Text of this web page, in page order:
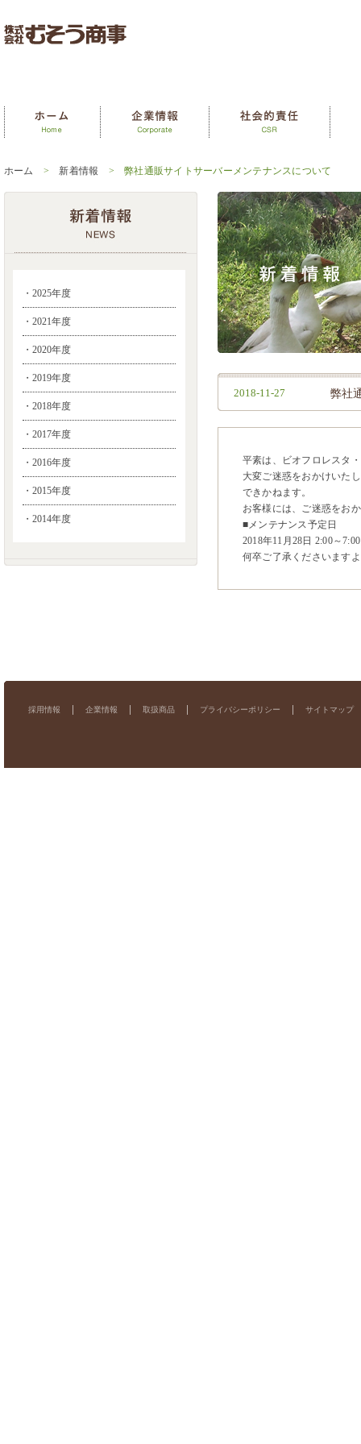
ホーム > 新着情報 > 弊社通販サイトサーバーメンテナンスについて
・2025年度
・2021年度
・2020年度
・2019年度
・2018年度
・2017年度
・2016年度
・2015年度
・2014年度
2018-11-27 弊社
平素は、ビオフロレスタ
大変ご迷惑をおかけいた
できかねます。
お客様には、ご迷惑をお
■メンテナンス予定日
2018年11月28日 2:00～7:00
何卒ご了承くださいます
採用情報 企業情報 取扱商品 プライバシーポリシー サイトマップ